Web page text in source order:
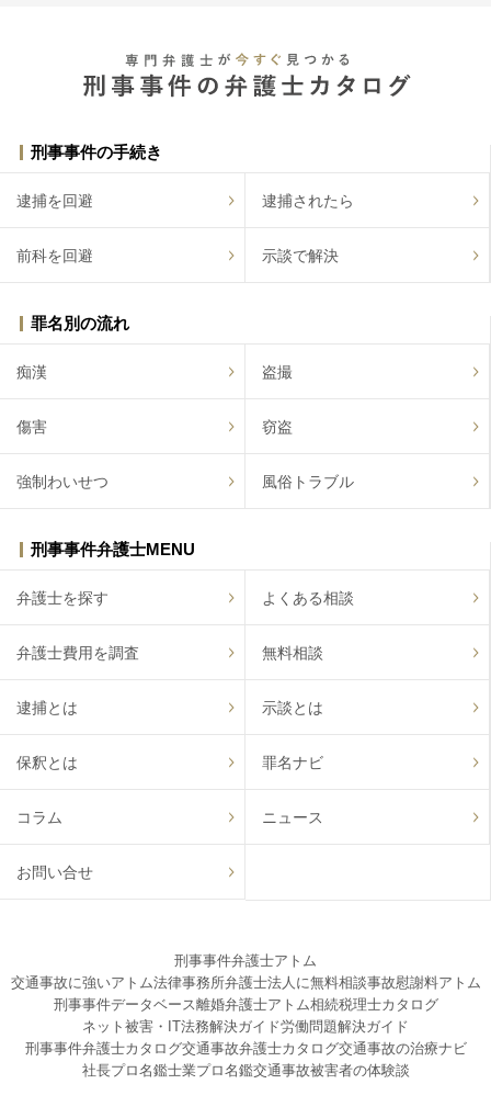
刑事事件の手続き
逮捕を回避 逮捕されたら
前科を回避 示談で解決
罪名別の流れ
痴漢 盗撮
傷害 窃盗
強制わいせつ 風俗トラブル
刑事事件弁護士MENU
弁護士を探す よくある相談
弁護士費用を調査 無料相談
逮捕とは 示談とは
保釈とは 罪名ナビ
コラム ニュース
お問い合せ
刑事事件弁護士アトム
交通事故に強いアトム法律事務所弁護士法人に無料相談事故慰謝料アトム
刑事事件データベース離婚弁護士アトム相続税理士カタログ
ネット被害・IT法務解決ガイド労働問題解決ガイド
刑事事件弁護士カタログ交通事故弁護士カタログ交通事故の治療ナビ
社長プロ名鑑士業プロ名鑑交通事故被害者の体験談